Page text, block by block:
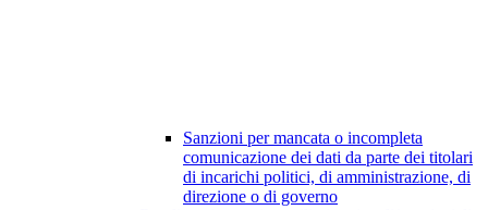
Sanzioni per mancata o incompleta
comunicazione dei dati da parte dei titolari
di incarichi politici, di amministrazione, di
direzione o di governo